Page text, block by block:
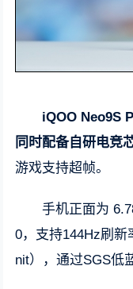
iQOO Neo9S
同时配备自研电竞
游戏支持超帧。
手机正面为
0，支持144Hz刷新
nit），通过SGS低